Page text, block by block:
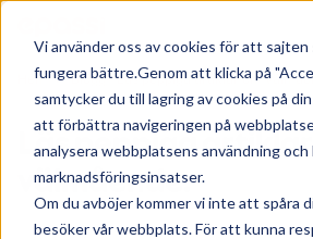
Vi använder oss av cookies för att sajten
fungera bättre.Genom att klicka på
samtycker du till lagring av cookies på
att förbättra navigeringen på
analysera webbplatsens användning och
marknadsföringsinsatser.
Om du avböjer kommer vi inte att spåra
besöker vår webbplats. För att kunna
Skip to content
För arbetsgivare
För anställda
Sälj med Epassi
Hem > Blogg | Läs peppiga artiklar om
Läs peppiga
välmående.